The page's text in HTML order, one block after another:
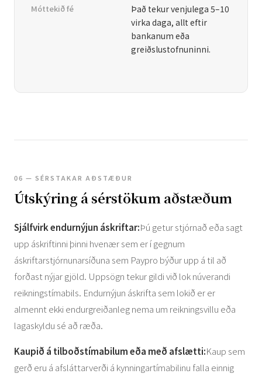
Móttekið fé
Það tekur venjulega 5–10
virka daga, allt eftir
bankanum eða
greiðslustofnuninni.
06 — SÉRSTAKAR AÐSTÆÐUR
Útskýring á sérstökum aðstæðum
Sjálfvirk endurnýjun áskriftar:Þú getur stjórnað eða sagt
upp áskriftinni þinni hvenær sem er í gegnum
áskriftarstjórnunarsíðuna sem Paypro býður upp á til að
forðast nýjar gjöld. Uppsögn tekur gildi við lok núverandi
reikningstímabils. Endurnýjun áskrifta sem lokið er er
almennt ekki endurgreiðanleg nema um reikningsvillu eða
lagaskyldu sé að ræða.
Kaupið á tilboðstímabilum eða með afslætti:Kaup sem
gerð eru á afsláttarverði á kynningartímabilinu falla einnig